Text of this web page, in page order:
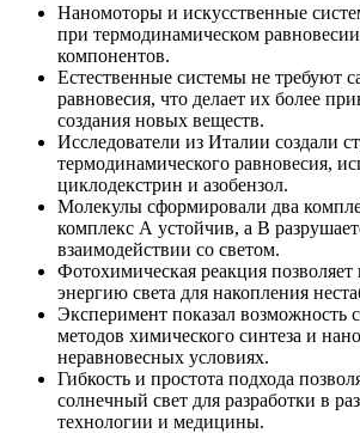
Наномоторы и искусственные
при термодинамическом
компонентов.
Естественные системы не требуют
равновесия, что делает их более
создания новых веществ.
Исследователи из Италии создали
термодинамического равновесия,
циклодекстрин и азобензол.
Молекулы сформировали два
комплекс А устойчив, а В
взаимодействии со светом.
Фотохимическая реакция позволяет
энергию света для накопления
Эксперимент показал возможность
методов химического синтеза и
неравновесных условиях.
Гибкость и простота подхода
солнечный свет для разработки в
технологии и медицины.